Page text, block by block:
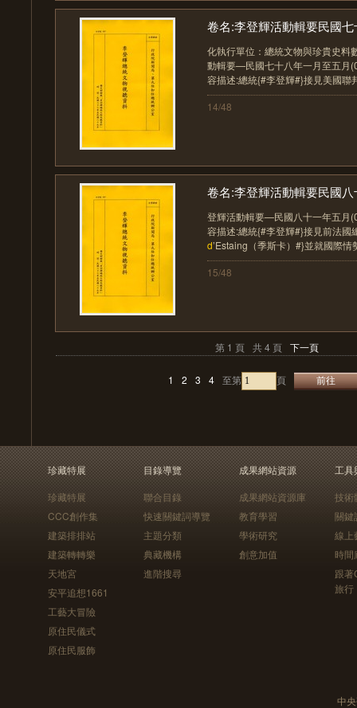
卷名:李登輝活動輯要民國七
化執行單位：總統文物與珍貴史料
動輯要—民國七十八年一月至五月
容描述:總統{#李登輝#}接見美國
14/48
卷名:李登輝活動輯要民國八
登輝活動輯要—民國八十一年五月
容描述:總統{#李登輝#}接見前法國
d’Estaing（季斯卡）#}並就國際情
15/48
第 1 頁 共 4 頁 下一頁
1 2 3 4 至第 頁
珍藏特展
珍藏特展
CCC創作集
建築排排站
建築轉轉樂
天地宮
安平追想1661
工藝大冒險
原住民儀式
原住民服飾
目錄導覽
聯合目錄
快速關鍵詞導覽
主題分類
典藏機構
進階搜尋
成果網站資源
成果網站資源庫
教育學習
學術研究
創意加值
工具
技術
關鍵
線上
時間
跟
旅行
中